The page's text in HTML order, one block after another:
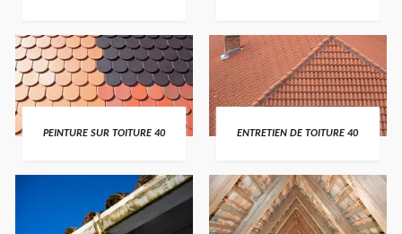
PEINTURE SUR TOITURE 40 ENTRETIEN DE TOITURE 40